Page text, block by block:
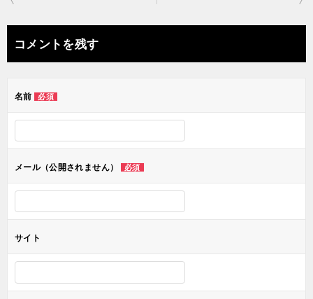
ナ
ビ
ー
ン
コメントを残す
名前 必須
メール（公開されません） 必須
サイト